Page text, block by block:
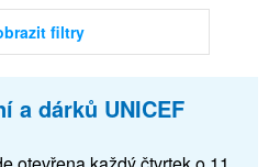
filtry
a dárků UNICEF